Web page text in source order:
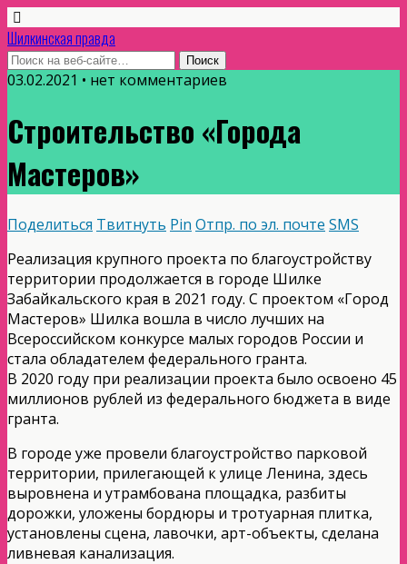
Шилкинская правда
03.02.2021 • нет комментариев
Строительство «Города
Мастеров»
Поделиться Твитнуть Pin Отпр. по эл. почте SMS
Реализация крупного проекта по благоустройству
территории продолжается в городе Шилке
Забайкальского края в 2021 году. С проектом «Город
Мастеров» Шилка вошла в число лучших на
Всероссийском конкурсе малых городов России и
стала обладателем федерального гранта.
В 2020 году при реализации проекта было освоено 45
миллионов рублей из федерального бюджета в виде
гранта.
В городе уже провели благоустройство парковой
территории, прилегающей к улице Ленина, здесь
выровнена и утрамбована площадка, разбиты
дорожки, уложены бордюры и тротуарная плитка,
установлены сцена, лавочки, арт-объекты, сделана
ливневая канализация.